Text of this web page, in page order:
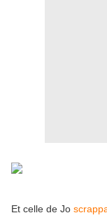
Et celle de Jo